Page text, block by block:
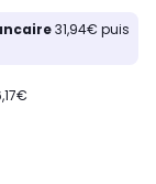
31,94€ puis